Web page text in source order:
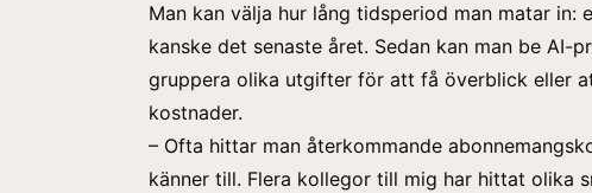
Man kan välja hur lång tidsperiod man matar in:
kanske det senaste året. Sedan kan man be AI-
gruppera olika utgifter för att få överblick eller
kostnader.
– Ofta hittar man återkommande
känner till. Flera kollegor till mig har hittat olika